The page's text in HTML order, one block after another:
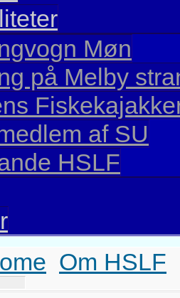
Møn
på Melby
af SU
HSLF
Om HSLF